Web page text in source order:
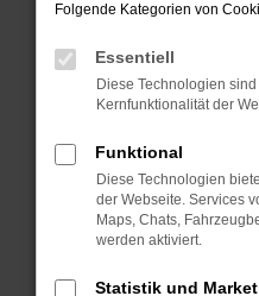
Prüfe deine
können das Laden
verhindern.
Fenster?
Starte dein Gerät
Das kann manchmal
Probleme zu beheben.
Folgende Kategorien von
Essentiell
Diese Technologien
Kernfunktionalität der
Funktional
Diese Technologien
der Webseite. Services
Maps, Chats,
werden aktiviert.
Statistik und